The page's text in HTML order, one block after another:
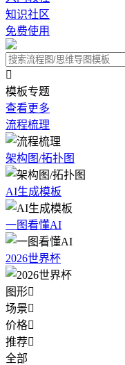
知识社区
免费使用

模板专题
查看更多
流程梳理
架构图/拓扑图
AI生成模板
一图看懂AI
2026世界杯
图形
场景
价格
推荐
全部